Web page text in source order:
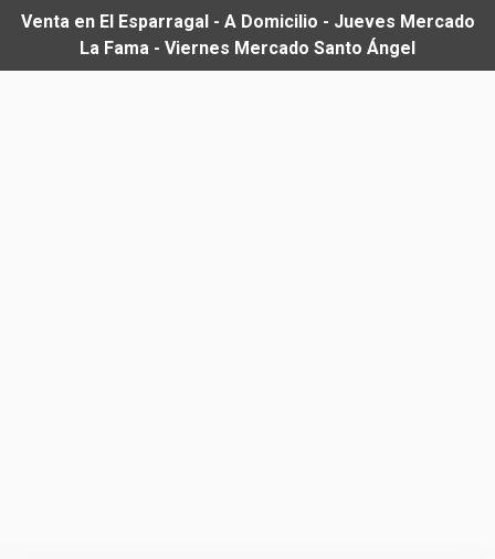
Venta en El Esparragal - A Domicilio - Jueves Mercado
La Fama - Viernes Mercado Santo Ángel